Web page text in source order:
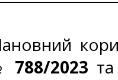
788/2023 та